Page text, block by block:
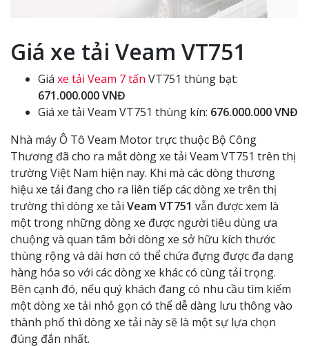
Giá xe tải Veam VT751
Giá xe tải Veam 7 tấn VT751 thùng bạt:
671.000.000 VNĐ
Giá xe tải Veam VT751 thùng kín: 676.000.000 VNĐ
Nhà máy Ô Tô Veam Motor trực thuộc Bộ Công
Thương đã cho ra mắt dòng xe tải Veam VT751 trên thị
trường Việt Nam hiện nay. Khi mà các dòng thương
hiệu xe tải đang cho ra liên tiếp các dòng xe trên thị
trường thì dòng xe tải Veam VT751 vẫn được xem là
một trong những dòng xe được người tiêu dùng ưa
chuộng và quan tâm bởi dòng xe sở hữu kích thước
thùng rộng và dài hơn có thể chứa đựng được đa dạng
hàng hóa so với các dòng xe khác có cùng tải trọng.
Bên cạnh đó, nếu quý khách đang có nhu cầu tìm kiếm
một dòng xe tải nhỏ gọn có thể dễ dàng lưu thông vào
thành phố thì dòng xe tải này sẽ là một sự lựa chọn
đúng đắn nhất.